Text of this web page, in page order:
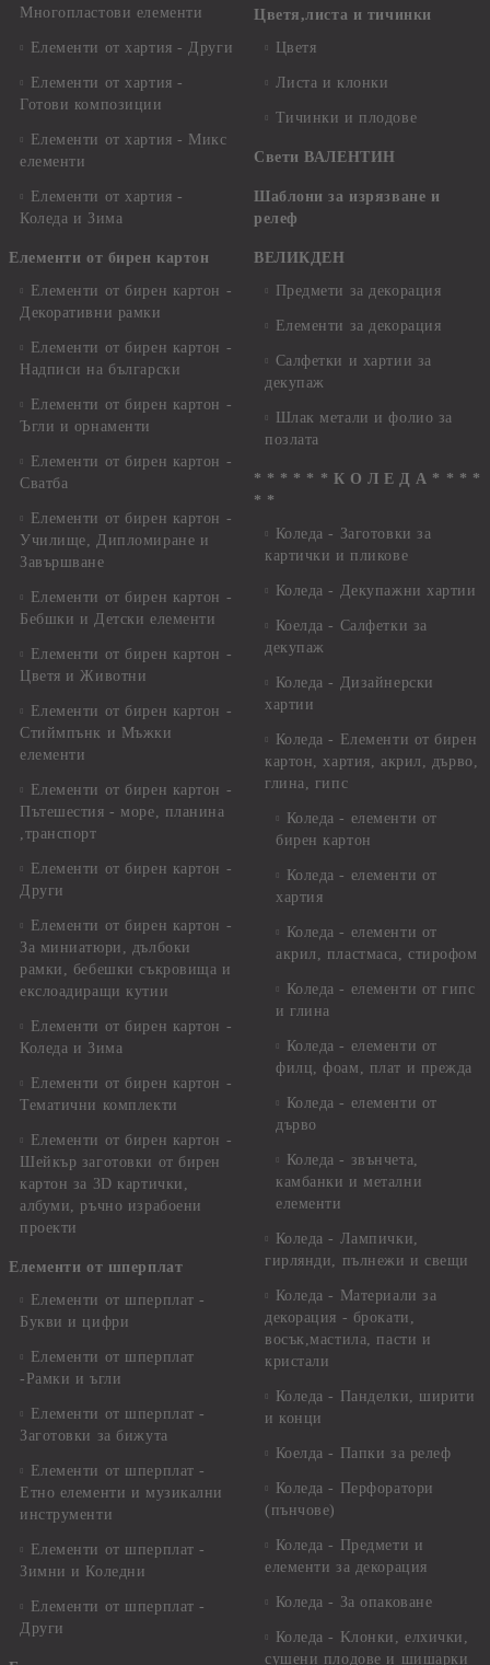
Многопластови елементи
Елементи от хартия - Други
Елементи от хартия -
Готови композиции
Елементи от хартия - Микс
елементи
Елементи от хартия -
Коледа и Зима
Елементи от бирен картон
Елементи от бирен картон -
Декоративни рамки
Елементи от бирен картон -
Надписи на български
Елементи от бирен картон -
Ъгли и орнаменти
Елементи от бирен картон -
Сватба
Елементи от бирен картон -
Училище, Дипломиране и
Завършване
Елементи от бирен картон -
Бебшки и Детски елементи
Елементи от бирен картон -
Цветя и Животни
Елементи от бирен картон -
Стиймпънк и Мъжки
елементи
Елементи от бирен картон -
Пътешестия - море, планина
,транспорт
Елементи от бирен картон -
Други
Елементи от бирен картон -
За миниатюри, дълбоки
рамки, бебешки съкровища и
екслоадиращи кутии
Елементи от бирен картон -
Коледа и Зима
Елементи от бирен картон -
Тематични комплекти
Елементи от бирен картон -
Шейкър заготовки от бирен
картон за 3D картички,
албуми, ръчно израбоени
проекти
Елементи от шперплат
Елементи от шперплат -
Букви и цифри
Елементи от шперплат
-Рамки и ъгли
Елементи от шперплат -
Заготовки за бижута
Елементи от шперплат -
Етно елементи и музикални
инструменти
Елементи от шперплат -
Зимни и Коледни
Елементи от шперплат -
Други
Цветя,листа и тичинки
Цветя
Листа и клонки
Тичинки и плодове
Свети ВАЛЕНТИН
Шаблони за изрязване и
релеф
ВЕЛИКДЕН
Предмети за декорация
Елементи за декорация
Салфетки и хартии за
декупаж
Шлак метали и фолио за
позлата
* * * * * * К О Л Е Д А * * * *
* *
Коледа - Заготовки за
картички и пликове
Коледа - Декупажни хартии
Коелда - Салфетки за
декупаж
Коледа - Дизайнерски
хартии
Коледа - Eлементи от бирен
картон, хартия, акрил, дърво,
глина, гипс
Коледа - елементи от
бирен картон
Коледа - елементи от
хартия
Коледа - елементи от
акрил, пластмаса, стирофом
Коледа - елементи от гипс
и глина
Коледа - елементи от
филц, фоам, плат и прежда
Коледа - елементи от
дърво
Коледа - звънчета,
камбанки и метални
елементи
Коледа - Лампички,
гирлянди, пълнежи и свещи
Коледа - Материали за
декорация - брокати,
восък,мастила, пасти и
кристали
Коледа - Панделки, ширити
и конци
Коелда - Папки за релеф
Коледа - Перфоратори
(пънчове)
Коледа - Предмети и
елементи за декорация
Коледа - За опаковане
Коледа - Kлонки, елхички,
сушени плодове и шишарки